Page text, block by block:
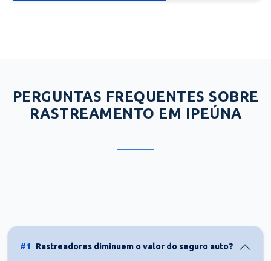
PERGUNTAS FREQUENTES SOBRE
RASTREAMENTO EM IPEÚNA
#1 Rastreadores diminuem o valor do seguro auto?